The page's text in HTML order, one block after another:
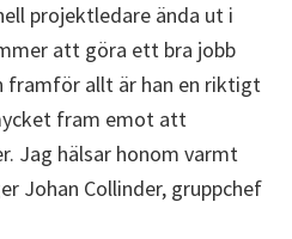
projektledare ända ut i
att göra ett bra jobb
framför allt är han en riktigt
fram emot att
Jag hälsar honom varmt
Johan Collinder, gruppchef